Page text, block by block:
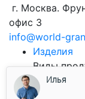
г. Москва.
офис 3
info@world-
Изделия
Виды
Илья